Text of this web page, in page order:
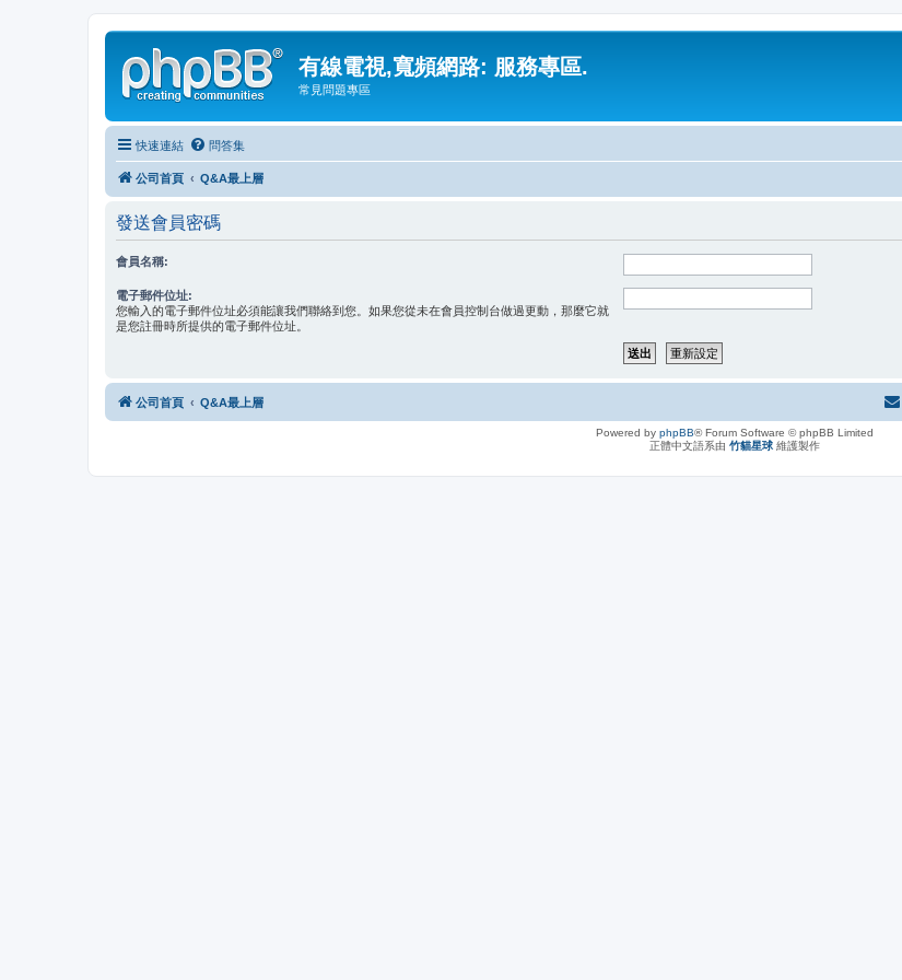
有線電視,寬頻網路: 服務專區.
常見問題專區
快速連結 問答集
公司首頁 Q&A最上層
發送會員密碼
會員名稱:
電子郵件位址:
您輸入的電子郵件位址必須能讓我們聯絡到您。如果您從未在會員控制台做過更動，那麼它就
是您註冊時所提供的電子郵件位址。
公司首頁 Q&A最上層
Powered by phpBB® Forum Software © phpBB Limited
正體中文語系由 竹貓星球 維護製作